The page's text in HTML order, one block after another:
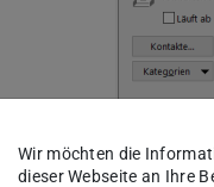
Wir möchten die
dieser Webseite an Ihre